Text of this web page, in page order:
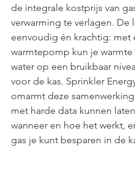
de integrale kostprijs van
verwarming te verlagen. De
eenvoudig én krachtig: met
warmtepomp kun je warmte
water op een bruikbaar
voor de kas. Sprinkler
omarmt deze
met harde data kunnen
wanneer en hoe het werkt,
gas je kunt besparen in de